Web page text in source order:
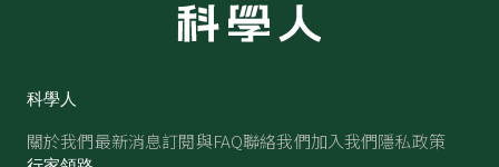
科學人
關於我們最新消息訂閱與FAQ聯絡我們加入我們隱私政策